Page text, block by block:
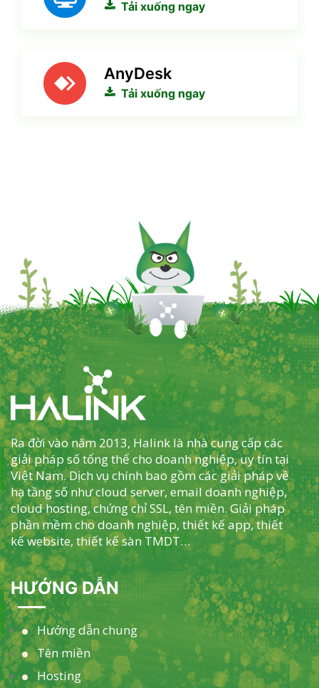
Tải xuống ngay
AnyDesk
Tải xuống ngay
Ra đời vào năm 2013, Halink là nhà cung cấp các
giải pháp số tổng thể cho doanh nghiệp, uy tín tại
Việt Nam. Dịch vụ chính bao gồm các giải pháp về
hạ tầng số như cloud server, email doanh nghiệp,
cloud hosting, chứng chỉ SSL, tên miền. Giải pháp
phần mềm cho doanh nghiệp, thiết kế app, thiết
kế website, thiết kế sàn TMDT…
HƯỚNG DẪN
Hướng dẫn chung
Tên miền
Hosting